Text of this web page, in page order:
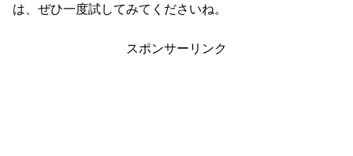
は、ぜひ一度試してみてくださいね。
スポンサーリンク